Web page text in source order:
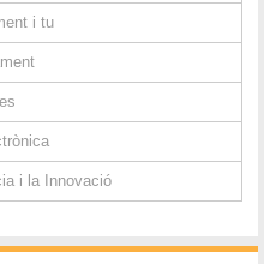
i tu
i la Innovació